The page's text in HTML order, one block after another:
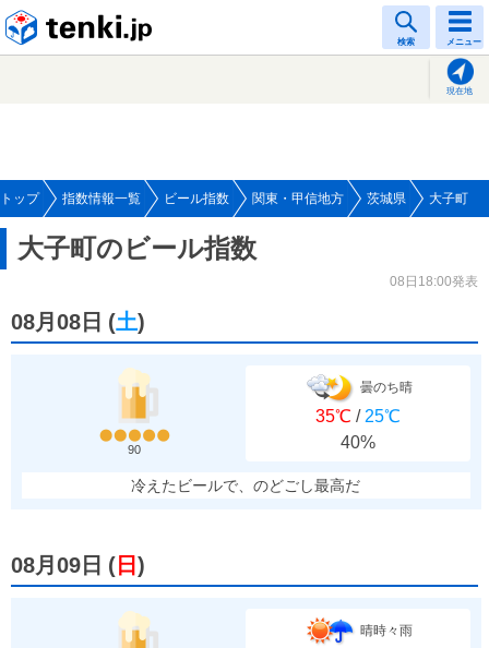
検索 メニュー
現在地
トップ 指数情報一覧 ビール指数 関東・甲信地方 茨城県 大子町
大子町のビール指数
08日18:00発表
08月08日 (土)
90
曇のち晴
35℃ / 25℃
40%
冷えたビールで、のどごし最高だ
08月09日 ( 日 )
晴時々雨